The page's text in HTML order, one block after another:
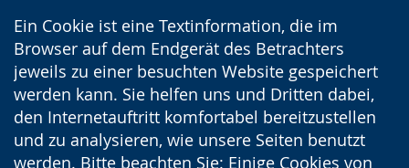
Ein Cookie ist eine Textinformation, die im
Browser auf dem Endgerät des Betrachters
jeweils zu einer besuchten Website gespeichert
werden kann. Sie helfen uns und Dritten dabei,
den Internetauftritt komfortabel bereitzustellen
und zu analysieren, wie unsere Seiten benutzt
werden. Bitte beachten Sie: Einige Cookies von